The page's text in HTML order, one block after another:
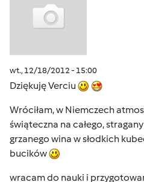
wt., 12/18/2012 - 15:00
Dziękuję Verciu
Wróciłam, w Niemczech
świąteczna na całego,
grzanego wina w słodkich
bucików
wracam do nauki i